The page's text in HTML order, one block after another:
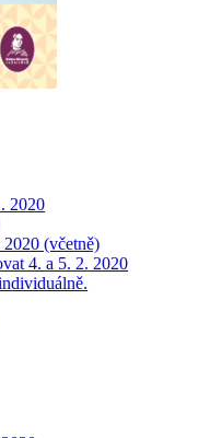
2020
(včetně)
4. a 5. 2. 2020